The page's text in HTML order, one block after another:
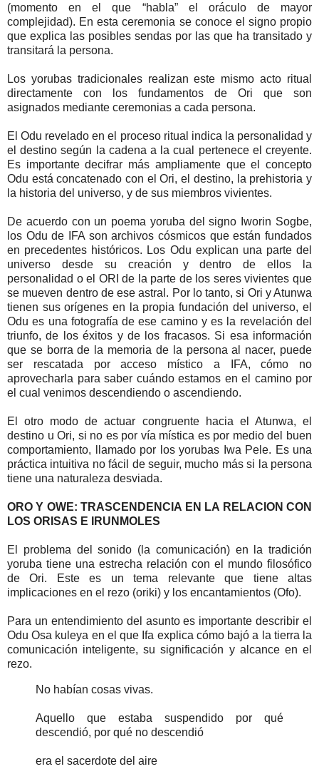
(momento en el que “habla” el oráculo de mayor
complejidad). En esta ceremonia se conoce el signo propio
que explica las posibles sendas por las que ha transitado y
transitará la persona.
Los yorubas tradicionales realizan este mismo acto ritual
directamente con los fundamentos de Ori que son
asignados mediante ceremonias a cada persona.
El Odu revelado en el proceso ritual indica la personalidad y
el destino según la cadena a la cual pertenece el creyente.
Es importante decifrar más ampliamente que el concepto
Odu está concatenado con el Ori, el destino, la prehistoria y
la historia del universo, y de sus miembros vivientes.
De acuerdo con un poema yoruba del signo Iworin Sogbe,
los Odu de IFA son archivos cósmicos que están fundados
en precedentes históricos. Los Odu explican una parte del
universo desde su creación y dentro de ellos la
personalidad o el ORI de la parte de los seres vivientes que
se mueven dentro de ese astral. Por lo tanto, si Ori y Atunwa
tienen sus orígenes en la propia fundación del universo, el
Odu es una fotografía de ese camino y es la revelación del
triunfo, de los éxitos y de los fracasos. Si esa información
que se borra de la memoria de la persona al nacer, puede
ser rescatada por acceso místico a IFA, cómo no
aprovecharla para saber cuándo estamos en el camino por
el cual venimos descendiendo o ascendiendo.
El otro modo de actuar congruente hacia el Atunwa, el
destino u Ori, si no es por vía mística es por medio del buen
comportamiento, llamado por los yorubas Iwa Pele. Es una
práctica intuitiva no fácil de seguir, mucho más si la persona
tiene una naturaleza desviada.
ORO Y OWE: TRASCENDENCIA EN LA RELACION CON
LOS ORISAS E IRUNMOLES
El problema del sonido (la comunicación) en la tradición
yoruba tiene una estrecha relación con el mundo filosófico
de Ori. Este es un tema relevante que tiene altas
implicaciones en el rezo (oriki) y los encantamientos (Ofo).
Para un entendimiento del asunto es importante describir el
Odu Osa kuleya en el que Ifa explica cómo bajó a la tierra la
comunicación inteligente, su significación y alcance en el
rezo.
No habían cosas vivas.
Aquello que estaba suspendido por qué
descendió, por qué no descendió
era el sacerdote del aire